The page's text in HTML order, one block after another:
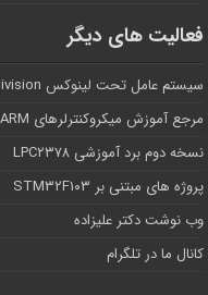
فعالیت های دیگر
سیستم عامل تحت لینوکس Division
مرجع آموزش میکروکنترلرهای ARM
نسخه دوم برد آموزشی LPC۲۳۷۸
پروژه های مبتنی بر STM۳۲F۱۰۳
وب نوشت دکتر علیزاده
کانال ما در تلگرام